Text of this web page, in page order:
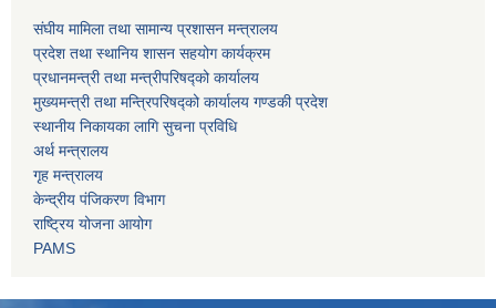
संघीय मामिला तथा सामान्य प्रशासन मन्त्रालय
प्रदेश तथा स्थानिय शासन सहयोग कार्यक्रम
प्रधानमन्त्री तथा मन्त्रीपरिषद्को कार्यालय
मुख्यमन्त्री तथा मन्त्रिपरिषद्को कार्यालय गण्डकी प्रदेश
स्थानीय निकायका लागि सुचना प्रविधि
अर्थ मन्त्रालय
गृह मन्त्रालय
केन्द्रीय पंजिकरण विभाग
राष्ट्रिय योजना आयोग
PAMS